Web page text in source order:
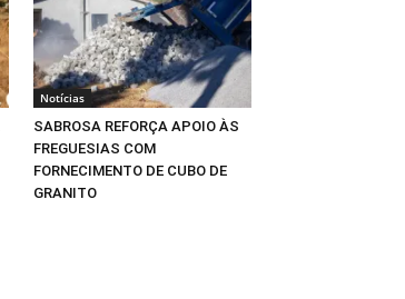
Notícias
SABROSA REFORÇA APOIO ÀS
FREGUESIAS COM
FORNECIMENTO DE CUBO DE
GRANITO